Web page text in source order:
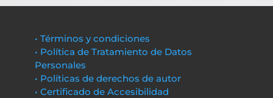
• Términos y condiciones
• Política de Tratamiento de Datos
Personales
• Políticas de derechos de autor
• Certificado de Accesibilidad